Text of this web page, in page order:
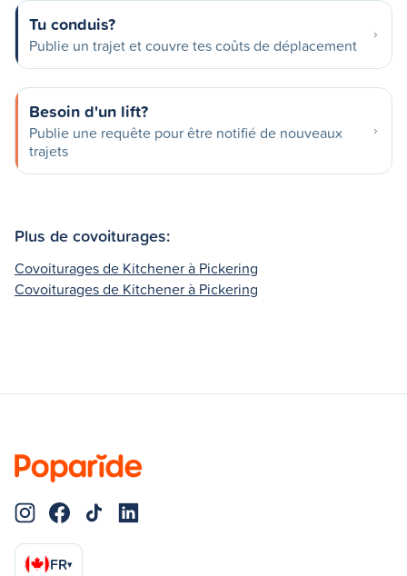
Tu conduis?
Publie un trajet et couvre tes coûts de déplacement
Besoin d'un lift?
Publie une requête pour être notifié de nouveaux
trajets
Plus de covoiturages:
Covoiturages de Kitchener à Pickering
Covoiturages de Kitchener à Pickering
FR▾